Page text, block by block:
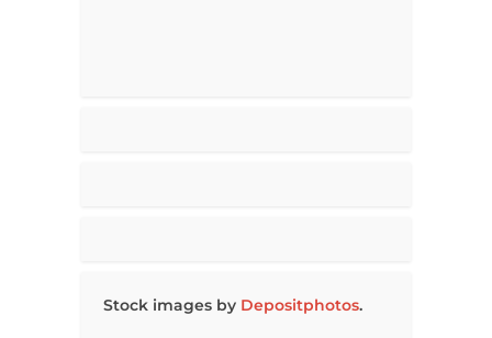
Stock images by Depositphotos.